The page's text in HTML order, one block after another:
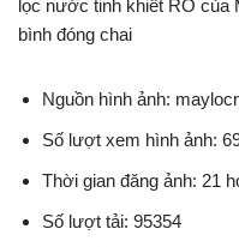
lọc nước tinh khiết RO của
bình đóng chai
Nguồn hình ảnh:
Số lượt xem hình ảnh:
Thời gian đăng ảnh: 21
Số lượt tải: 95354